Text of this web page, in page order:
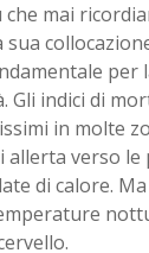
mai
sua
per
Gli indici di
in molte
verso le
di calore.